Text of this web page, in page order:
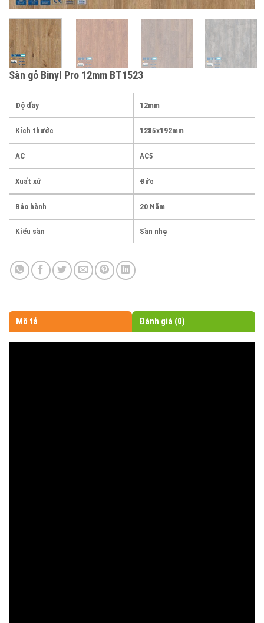
Sàn gỗ Binyl Pro 12mm BT1523
Độ dầy 12mm
Kích thước 1285x192mm
AC AC5
Xuất xứ Đức
Bảo hành 20 Năm
Kiểu sần Sần nhẹ
Mô tả Đánh giá (0)